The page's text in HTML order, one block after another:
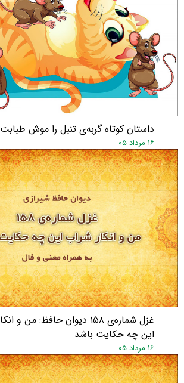
★★
داستان کوتاه گربه‌ی تنبل را موش
۱۶ مرداد ۰۵
غزل شماره‌ی ۱۵۸ دیوان حافظ: من
این چه حکایت باشد
۱۶ مرداد ۰۵